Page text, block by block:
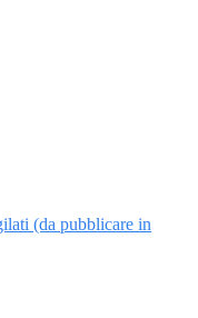
(da pubblicare in